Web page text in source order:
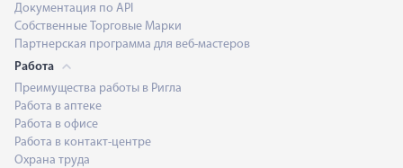
Документация по API
Собственные Торговые Марки
Партнерская программа для веб-мастеров
Работа
Преимущества работы в Ригла
Работа в аптеке
Работа в офисе
Работа в контакт-центре
Охрана труда